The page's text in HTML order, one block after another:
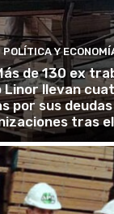
POLÍTICA Y
de 130 ex
llevan
por sus
tras